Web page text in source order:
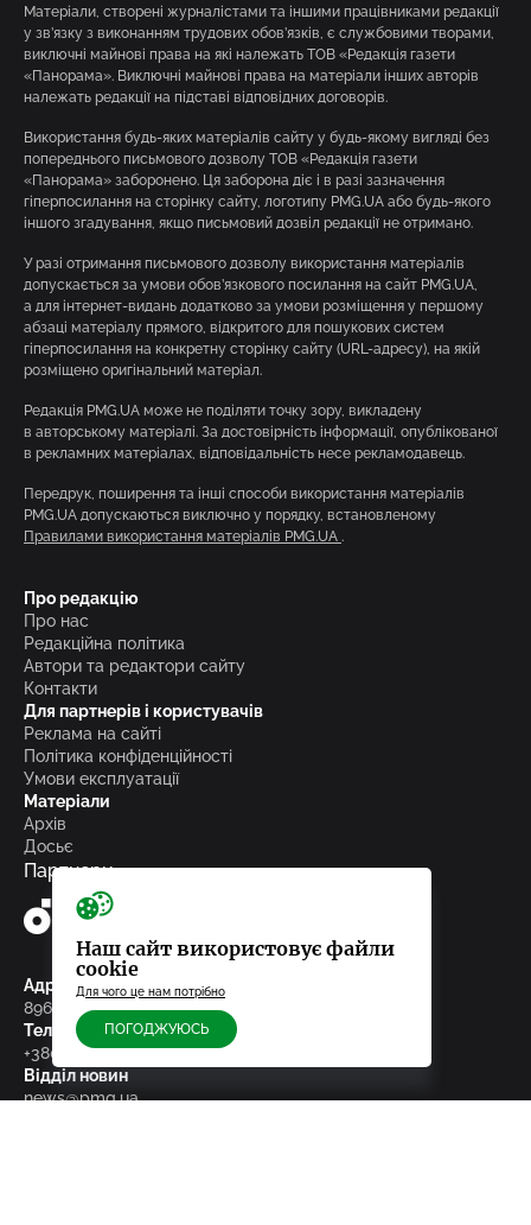
Матеріали, створені журналістами та іншими працівниками редакції
у зв’язку з виконанням трудових обов’язків, є службовими творами,
виключні майнові права на які належать ТОВ «Редакція газети
«Панорама». Виключні майнові права на матеріали інших авторів
належать редакції на підставі відповідних договорів.
Використання будь-яких матеріалів сайту у будь-якому вигляді без
попереднього письмового дозволу ТОВ «Редакція газети
«Панорама» заборонено. Ця заборона діє і в разі зазначення
гіперпосилання на сторінку сайту, логотипу PMG.UA або будь-якого
іншого згадування, якщо письмовий дозвіл редакції не отримано.
У разі отримання письмового дозволу використання матеріалів
допускається за умови обов’язкового посилання на сайт PMG.UA,
а для інтернет-видань додатково за умови розміщення у першому
абзаці матеріалу прямого, відкритого для пошукових систем
гіперпосилання на конкретну сторінку сайту (URL-адресу), на якій
розміщено оригінальний матеріал.
Редакція PMG.UA може не поділяти точку зору, викладену
в авторському матеріалі. За достовірність інформації, опублікованої
в рекламних матеріалах, відповідальність несе рекламодавець.
Передрук, поширення та інші способи використання матеріалів
PMG.UA допускаються виключно у порядку, встановленому
Правилами використання матеріалів PMG.UA .
Про редакцію
Про нас
Редакційна політика
Автори та редактори сайту
Контакти
Для партнерів і користувачів
Реклама на сайті
Політика конфіденційності
Умови експлуатації
Матеріали
Архів
Досьє
Партнери
Адреса редакції
89600, м.Мукачево, пл. Кирила і Мефодія, 29/3
Телефон
+380 66 083 96 03
Відділ новин
news@pmg.ua
Наш сайт використовує файли
cookie
Для чого це нам потрібно
ПОГОДЖУЮСЬ